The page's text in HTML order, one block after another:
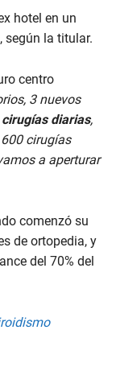
hotel en un
, según la titular.
centro
3 nuevos
cirugías diarias,
cirugías
a aperturar
comenzó su
de ortopedia, y
del 70% del